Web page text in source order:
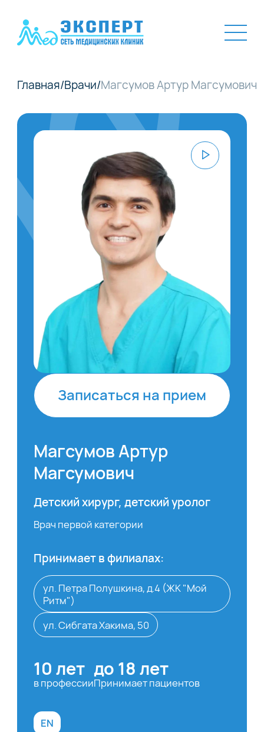
Главная/Врачи/Магсумов Артур Магсумович
Записаться на прием
Магсумов Артур
Магсумович
Детский хирург, детский уролог
Врач первой категории
Принимает в филиалах:
ул. Петра Полушкина, д.4 (ЖК "Мой
Ритм")
ул. Сибгата Хакима, 50
10 лет
в профессии
до 18 лет
Принимает пациентов
EN